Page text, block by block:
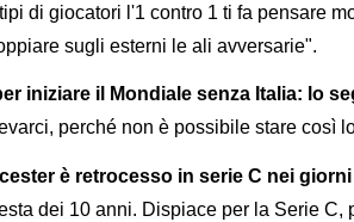
di giocatori l'1 contro 1 ti fa pensare
sugli esterni le ali avversarie".
iniziare il Mondiale senza Italia: lo
perché non è possibile stare così
è retrocesso in serie C nei
dei 10 anni. Dispiace per la Serie C,